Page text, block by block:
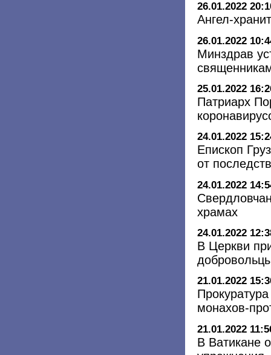
26.01.2022
Ангел-
26.01.2022
Минздрав
25.01.2022
Патриарх
24.01.2022
Епископ
от
24.01.2022
храмах
24.01.2022
В Церкви
21.01.2022
монахов-
21.01.2022
В Ватикане